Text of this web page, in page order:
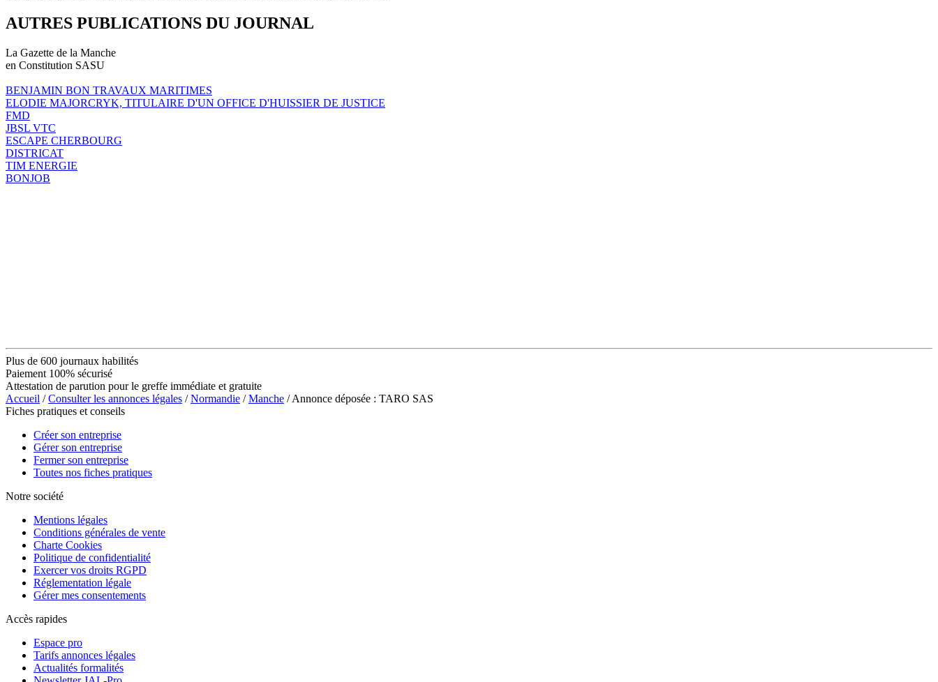
AUTRES PUBLICATIONS DU JOURNAL
La Gazette de la Manche
en Constitution SASU
BENJAMIN BON TRAVAUX MARITIMES
ELODIE MAJORCRYK, TITULAIRE D'UN OFFICE D'HUISSIER DE JUSTICE
FMD
JBSL VTC
ESCAPE CHERBOURG
DISTRICAT
TIM ENERGIE
BONJOB
Plus de 600 journaux habilités
Paiement 100% sécurisé
Attestation de parution pour le greffe immédiate et gratuite
Accueil /Consulter les annonces légales /Normandie /Manche / Annonce déposée : TARO SAS
Fiches pratiques et conseils
Créer son entreprise
Gérer son entreprise
Fermer son entreprise
Toutes nos fiches pratiques
Notre société
Mentions légales
Conditions générales de vente
Charte Cookies
Politique de confidentialité
Exercer vos droits RGPD
Réglementation légale
Gérer mes consentements
Accès rapides
Espace pro
Tarifs annonces légales
Actualités formalités